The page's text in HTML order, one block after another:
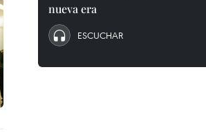
nueva era
ESCUCHAR